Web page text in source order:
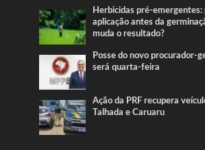
Herbicidas pré-emergentes:
aplicação antes da
muda o resultado?
Posse do novo procurador-
será quarta-feira
Ação da PRF recupera
Talhada e Caruaru